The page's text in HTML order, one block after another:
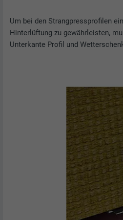
Um bei den Strangpressprofilen
Hinterlüftung zu gewährleisten,
Unterkante Profil und